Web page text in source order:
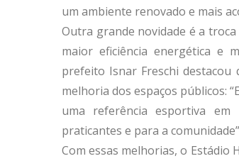
um ambiente renovado e mais
Outra grande novidade é a
maior eficiência energética e
prefeito Isnar Freschi
melhoria dos espaços públicos:
uma referência esportiva
praticantes e para a
Com essas melhorias, o Estádio